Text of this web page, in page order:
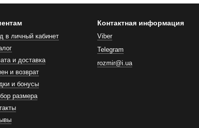
в личный кабинет
и доставка
и возврат
и бонусы
размера
Контактная информация
Viber
Telegram
rozmir@i.ua